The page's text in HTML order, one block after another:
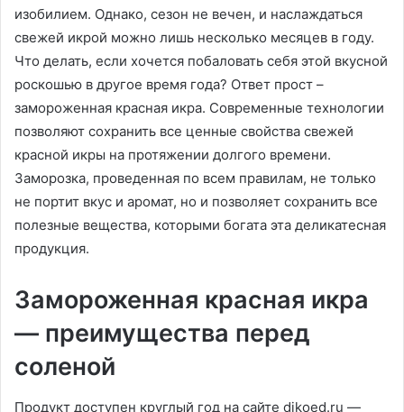
изобилием. Однако, сезон не вечен, и наслаждаться
свежей икрой можно лишь несколько месяцев в году.
Что делать, если хочется побаловать себя этой вкусной
роскошью в другое время года? Ответ прост –
замороженная красная икра. Современные технологии
позволяют сохранить все ценные свойства свежей
красной икры на протяжении долгого времени.
Заморозка, проведенная по всем правилам, не только
не портит вкус и аромат, но и позволяет сохранить все
полезные вещества, которыми богата эта деликатесная
продукция.
Замороженная красная икра
— преимущества перед
соленой
Продукт доступен круглый год на сайте dikoed.ru —